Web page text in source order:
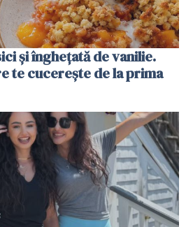
și înghețată de vanilie.
te cucerește de la prima